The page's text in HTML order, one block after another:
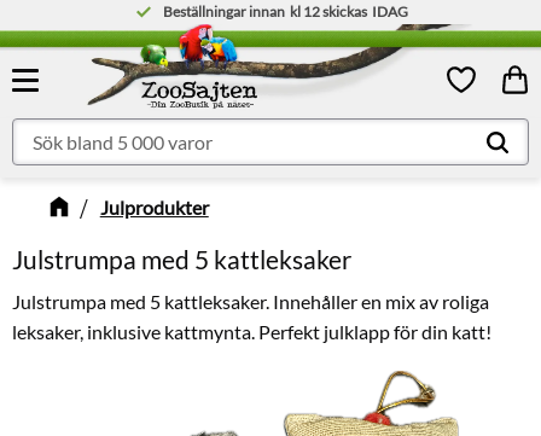
Meny
Beställningar innan kl 12skickas IDAG
Favoriter
Julprodukter
Julstrumpa med 5 kattleksaker
Julstrumpa med 5 kattleksaker. Innehåller en mix av roliga
leksaker, inklusive kattmynta. Perfekt julklapp för din katt!